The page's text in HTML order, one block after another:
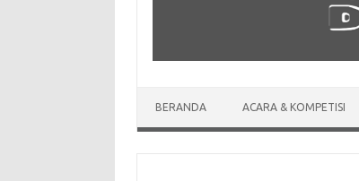
BERANDA ACARA & KOMPETISI